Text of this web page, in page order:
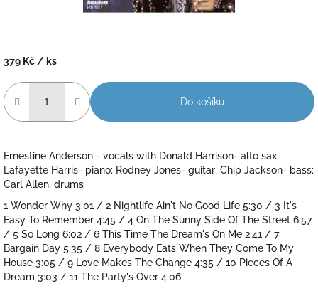
379 Kč / ks
cena:
Do košíku
Ernestine Anderson - vocals with Donald Harrison- alto sax;
Lafayette Harris- piano; Rodney Jones- guitar; Chip Jackson- bass;
Carl Allen, drums
1 Wonder Why 3:01 / 2 Nightlife Ain't No Good Life 5:30 / 3 It's
Easy To Remember 4:45 / 4 On The Sunny Side Of The Street 6:57
/ 5 So Long 6:02 / 6 This Time The Dream's On Me 2:41 / 7
Bargain Day 5:35 / 8 Everybody Eats When They Come To My
House 3:05 / 9 Love Makes The Change 4:35 / 10 Pieces Of A
Dream 3:03 / 11 The Party's Over 4:06